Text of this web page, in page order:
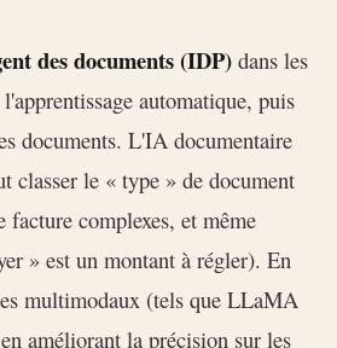
des documents (IDP)dans les
automatique, puis
documents. L'IA documentaire
classer le « type » de document
complexes, et même
» est un montant à régler). En
multimodaux (tels que LLaMA
améliorant la précision sur les